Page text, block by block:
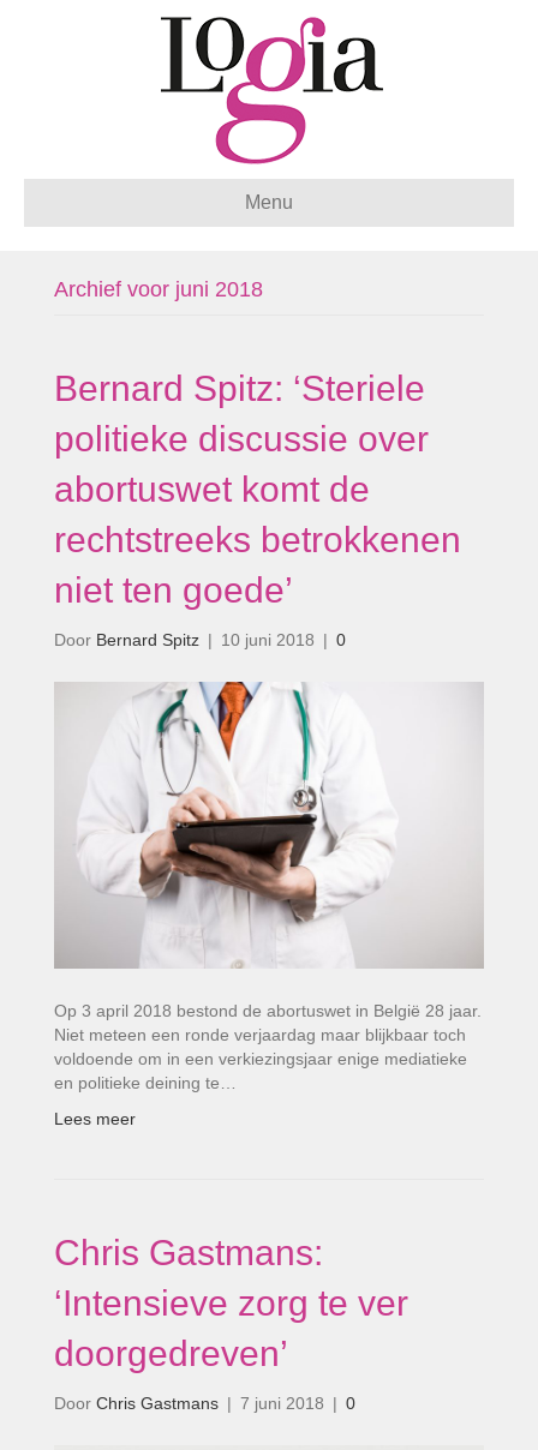
Menu
Archief voor juni 2018
Bernard Spitz: ‘Steriele
politieke discussie over
abortuswet komt de
rechtstreeks betrokkenen
niet ten goede’
Door Bernard Spitz | 10 juni 2018 | 0
Op 3 april 2018 bestond de abortuswet in België 28 jaar.
Niet meteen een ronde verjaardag maar blijkbaar toch
voldoende om in een verkiezingsjaar enige mediatieke
en politieke deining te…
Lees meer
Chris Gastmans:
‘Intensieve zorg te ver
doorgedreven’
Door Chris Gastmans | 7 juni 2018 | 0